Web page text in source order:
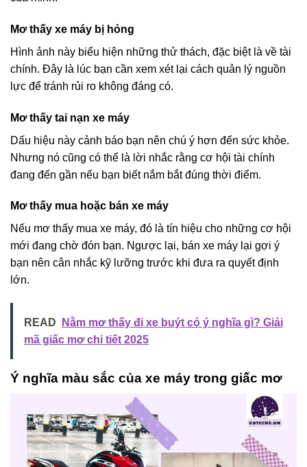
Mơ thấy xe máy bị hỏng
Hình ảnh này biểu hiện những thử thách, đặc biệt là về tài
chính. Đây là lúc bạn cần xem xét lại cách quản lý nguồn
lực để tránh rủi ro không đáng có.
Mơ thấy tai nạn xe máy
Dấu hiệu này cảnh báo bạn nên chú ý hơn đến sức khỏe.
Nhưng nó cũng có thể là lời nhắc rằng cơ hội tài chính
đang đến gần nếu bạn biết nắm bắt đúng thời điểm.
Mơ thấy mua hoặc bán xe máy
Nếu mơ thấy mua xe máy, đó là tín hiệu cho những cơ hội
mới đang chờ đón bạn. Ngược lại, bán xe máy lại gợi ý
bạn nên cân nhắc kỹ lưỡng trước khi đưa ra quyết định
lớn.
READ
Nằm mơ thấy đi xe buýt có ý nghĩa gì? Giải
mã giấc mơ chi tiết 2025
Ý nghĩa màu sắc của xe máy trong giấc mơ